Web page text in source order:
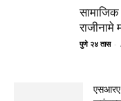
राजीनामे
पुणे २४ तास -
एसआरए